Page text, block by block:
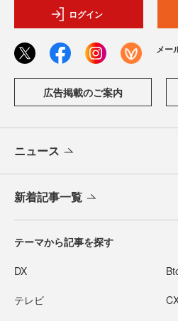
ログイン
メー
広告掲載のご案内
ニュース
新着記事一覧
テーマから記事を探す
DX
テレビ